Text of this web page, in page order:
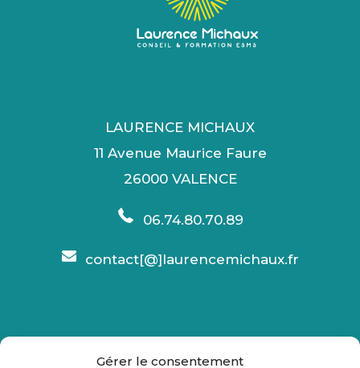
Gérer le consentement
LAURENCE MICHAUX
11 Avenue Maurice Faure
26000 VALENCE
06.74.80.70.89
contact[@]laurencemichaux.fr